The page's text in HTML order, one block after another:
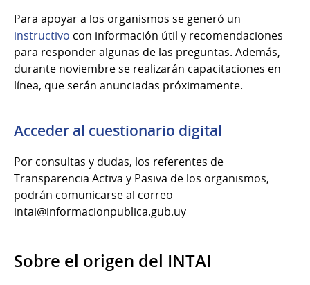
Para apoyar a los organismos se generó un
instructivo con información útil y recomendaciones
para responder algunas de las preguntas. Además,
durante noviembre se realizarán capacitaciones en
línea, que serán anunciadas próximamente.
Acceder al cuestionario digital
Por consultas y dudas, los referentes de
Transparencia Activa y Pasiva de los organismos,
podrán comunicarse al correo
intai@informacionpublica.gub.uy
Sobre el origen del INTAI